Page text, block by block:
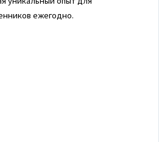
ежегодно.